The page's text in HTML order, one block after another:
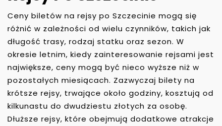
Ceny biletów na rejsy po Szczecinie mogą się
różnić w zależności od wielu czynników, takich jak
długość trasy, rodzaj statku oraz sezon. W
okresie letnim, kiedy zainteresowanie rejsami jest
największe, ceny mogą być nieco wyższe niż w
pozostałych miesiącach. Zazwyczaj bilety na
krótsze rejsy, trwające około godziny, kosztują od
kilkunastu do dwudziestu złotych za osobę.
Dłuższe rejsy, które obejmują dodatkowe atrakcje